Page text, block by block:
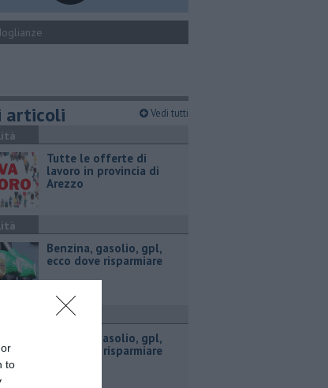
to
articoli Vedi tutti
​Tutte le offerte di
lavoro in provincia di
Arezzo
​Benzina, gasolio, gpl,
ecco dove risparmiare
​Benzina, gasolio, gpl,
ecco dove risparmiare